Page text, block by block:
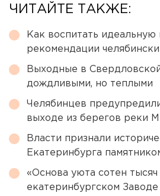
ЧИТАЙТЕ ТАКЖЕ:
Как воспитать
рекомендации
Выходные в
дождливыми, но теплыми
Челябинцев
выходе из берегов реки
Власти признали
Екатеринбурга
«Основа уюта сотен
екатеринбургском